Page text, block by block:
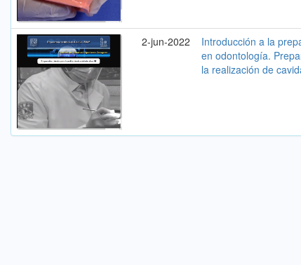
2-jun-2022
Introducción a la
en odontología.
la realización de